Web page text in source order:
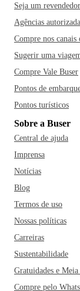
Seja um
Agências
Compre nos canais
Sugerir uma
Compre Vale Buser
Pontos de
Pontos turísticos
Sobre a Buser
Central de ajuda
Imprensa
Notícias
Blog
Termos de uso
Nossas políticas
Carreiras
Sustentabilidade
Gratuidades e
Compre pelo